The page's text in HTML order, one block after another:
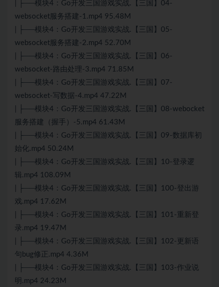
| ├──模块4：Go开发三国游戏实战.【三国】04-
websocket服务搭建-1.mp4 95.48M
| ├──模块4：Go开发三国游戏实战.【三国】05-
websocket服务搭建-2.mp4 52.70M
| ├──模块4：Go开发三国游戏实战.【三国】06-
websocket-路由处理-3.mp4 71.85M
| ├──模块4：Go开发三国游戏实战.【三国】07-
websocket-写数据-4.mp4 47.22M
| ├──模块4：Go开发三国游戏实战.【三国】08-webocket
服务搭建（握手）-5.mp4 61.43M
| ├──模块4：Go开发三国游戏实战.【三国】09-数据库初
始化.mp4 50.24M
| ├──模块4：Go开发三国游戏实战.【三国】10-登录逻
辑.mp4 108.09M
| ├──模块4：Go开发三国游戏实战.【三国】100-登出游
戏.mp4 17.62M
| ├──模块4：Go开发三国游戏实战.【三国】101-重新登
录.mp4 19.47M
| ├──模块4：Go开发三国游戏实战.【三国】102-更新语
句bug修正.mp4 4.36M
| ├──模块4：Go开发三国游戏实战.【三国】103-作业说
明.mp4 24.23M